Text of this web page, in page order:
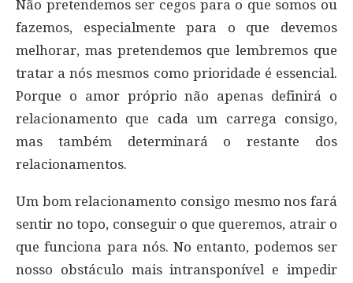
Não pretendemos ser cegos para o que somos ou
fazemos, especialmente para o que devemos
melhorar, mas pretendemos que lembremos que
tratar a nós mesmos como prioridade é essencial.
Porque o amor próprio não apenas definirá o
relacionamento que cada um carrega consigo,
mas também determinará o restante dos
relacionamentos.
Um bom relacionamento consigo mesmo nos fará
sentir no topo, conseguir o que queremos, atrair o
que funciona para nós. No entanto, podemos ser
nosso obstáculo mais intransponível e impedir